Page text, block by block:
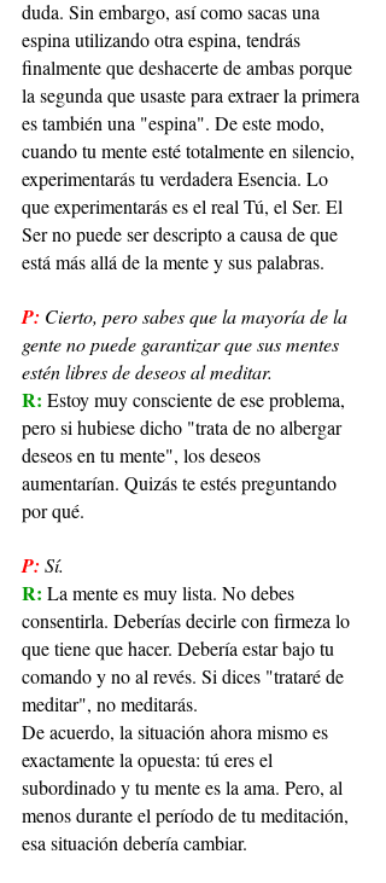
duda. Sin embargo, así como sacas una
espina utilizando otra espina, tendrás
finalmente que deshacerte de ambas porque
la segunda que usaste para extraer la primera
es también una "espina". De este modo,
cuando tu mente esté totalmente en silencio,
experimentarás tu verdadera Esencia. Lo
que experimentarás es el real Tú, el Ser. El
Ser no puede ser descripto a causa de que
está más allá de la mente y sus palabras.
P: Cierto, pero sabes que la mayoría de la
gente no puede garantizar que sus mentes
estén libres de deseos al meditar.
R: Estoy muy consciente de ese problema,
pero si hubiese dicho "trata de no albergar
deseos en tu mente", los deseos
aumentarían. Quizás te estés preguntando
por qué.
P: Sí.
R: La mente es muy lista. No debes
consentirla. Deberías decirle con firmeza lo
que tiene que hacer. Debería estar bajo tu
comando y no al revés. Si dices "trataré de
meditar", no meditarás.
De acuerdo, la situación ahora mismo es
exactamente la opuesta: tú eres el
subordinado y tu mente es la ama. Pero, al
menos durante el período de tu meditación,
esa situación debería cambiar.